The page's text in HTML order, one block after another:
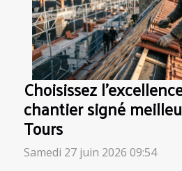
Choisissez
chantier signé
Tours
Samedi 27 juin 2026 09:54